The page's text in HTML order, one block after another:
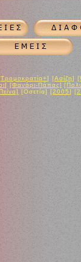
Τρομοκρατία+] [Ασίζη] [
] [Φανάρι-Πάπας]
[Οσετία] [2005] [